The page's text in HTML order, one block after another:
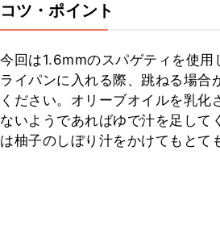
コツ・ポイント
今回は1.6mmのスパゲティを使用
ライパンに入れる際、跳ねる場合
ください。オリーブオイルを乳化
ないようであればゆで汁を足して
は柚子のしぼり汁をかけてもとて